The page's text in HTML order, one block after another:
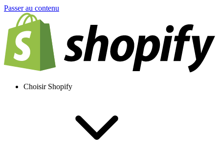
Passer au contenu
Choisir Shopify